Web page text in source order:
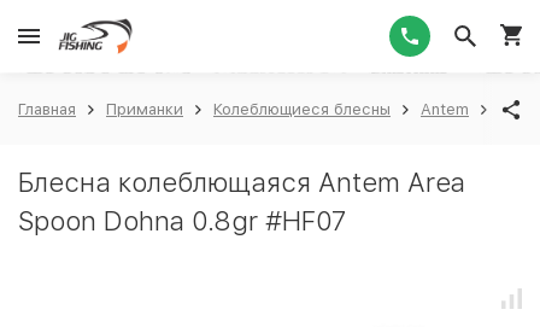
Главная Приманки Колеблющиеся блесны Antem
Блесна колеблющаяся Antem Area
Spoon Dohna 0.8gr #HF07